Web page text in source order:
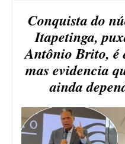
Conquista do
Itapetinga,
Antônio Brito, é
mas evidencia
ainda